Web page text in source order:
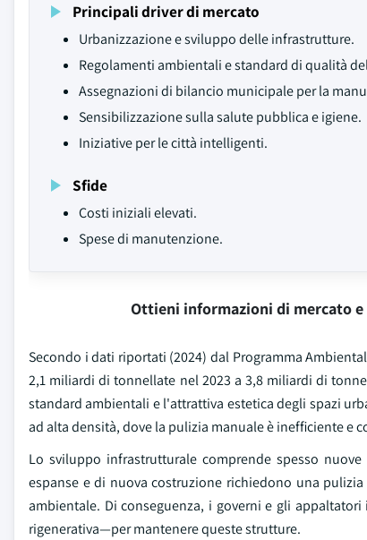
Principali driver di mercato
Urbanizzazione e sviluppo delle infrastrutture.
Regolamenti ambientali e standard di qualità
Assegnazioni di bilancio municipale per la
Sensibilizzazione sulla salute pubblica e igiene.
Iniziative per le città intelligenti.
Sfide
Costi iniziali elevati.
Spese di manutenzione.
Ottieni informazioni di mercato
Secondo i dati riportati (2024) dal Programma
2,1 miliardi di tonnellate nel 2023 a 3,8 miliardi di
standard ambientali e l'attrattiva estetica degli spazi
ad alta densità, dove la pulizia manuale è inefficiente e
Lo sviluppo infrastrutturale comprende spesso
espanse e di nuova costruzione richiedono una
ambientale. Di conseguenza, i governi e gli
rigenerativa—per mantenere queste strutture.